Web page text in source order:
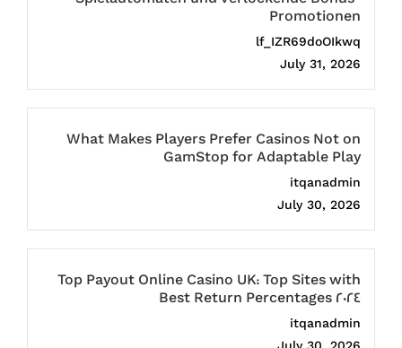
Promotionen
lf_IZR69doOIkwq
July 31, 2026
What Makes Players Prefer Casinos Not on
GamStop for Adaptable Play
itqanadmin
July 30, 2026
Top Payout Online Casino UK: Top Sites with
Best Return Percentages 2024
itqanadmin